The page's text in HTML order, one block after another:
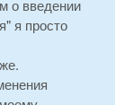
о введении
я просто